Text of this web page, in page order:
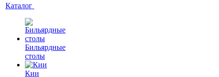
Каталог
Бильярдные
столы
Кии